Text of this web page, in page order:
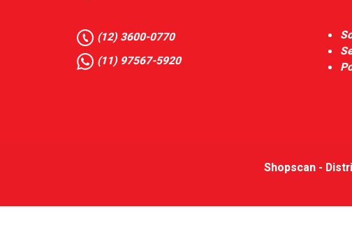
(12) 3600-0770
(11) 97567-5920
Shopscan -